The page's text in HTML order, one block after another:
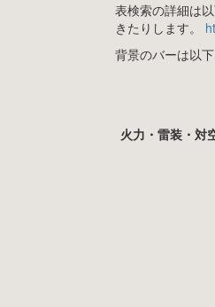
表検索の詳細は
きたりします。
背景のバーは以
火力・雷装・対